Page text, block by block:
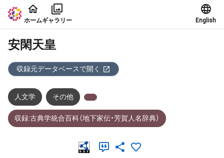
本文に飛ぶ
ホームギャラリー English
安閑天皇
収録元データベースで開く
人文学 その他
収録:古典学統合百科（地下家伝・芳賀人名辞典）